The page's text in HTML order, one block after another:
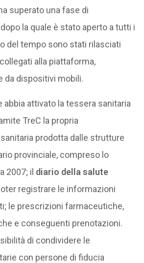
superato una fase di
la quale è stato aperto a tutti i
del tempo sono stati rilasciati
alla piattaforma,
da dispositivi mobili.
abbia attivato la tessera sanitaria
TreC la propria
prodotta dalle strutture
provinciale, compreso lo
2007; il diario della salute
registrare le informazioni
le prescrizioni farmaceutiche,
e conseguenti prenotazioni.
di condividere le
con persone di fiducia